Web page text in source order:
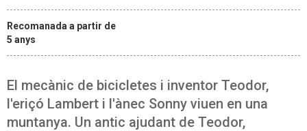
Recomanada a partir de
5 anys
El mecànic de bicicletes i inventor Teodor,
l'eriçó Lambert i l'ànec Sonny viuen en una
muntanya. Un antic ajudant de Teodor,